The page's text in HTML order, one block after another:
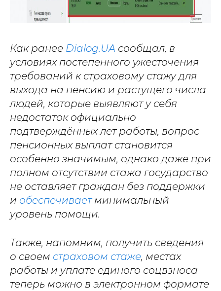
Как ранее Dialog.UA сообщал, в
условиях постепенного ужесточения
требований к страховому стажу для
выхода на пенсию и растущего числа
людей, которые выявляют у себя
недостаток официально
подтверждённых лет работы, вопрос
пенсионных выплат становится
особенно значимым, однако даже при
полном отсутствии стажа государство
не оставляет граждан без поддержки
и обеспечиваетминимальный
уровень помощи.
Также, напомним, получить сведения
о своем страховом стаже, местах
работы и уплате единого соцвзноса
теперь можно в электронном формате